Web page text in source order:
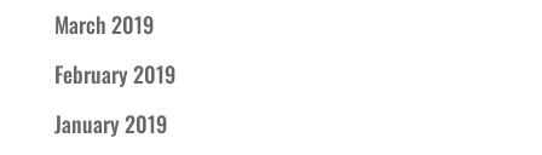
March 2019
February 2019
January 2019